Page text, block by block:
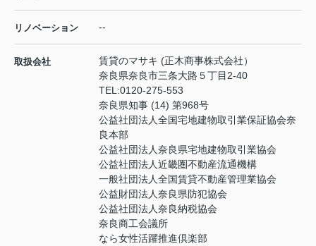
リノベーション --
取扱会社
賃貸のマサキ (正木商事株式会社）
奈良県奈良市三条大路５丁目2-40
TEL:0120-275-553
奈良県知事 (14) 第968号
公益社団法人全国宅地建物取引業保証協会奈
良本部
公益社団法人奈良県宅地建物取引業協会
公益社団法人近畿圏不動産流通機構
一般社団法人全国賃貸不動産管理業協会
公益財団法人奈良県防犯協会
公益社団法人奈良納税協会
奈良商工会議所
なら女性活躍推進倶楽部